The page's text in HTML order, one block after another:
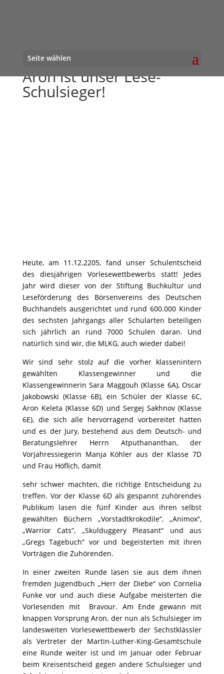
Seite wählen
Aron ist unser Lese-
Schulsieger!
Heute, am 11.12.2205, fand unser Schulentscheid
des diesjährigen Vorlesewettbewerbs statt! Jedes
Jahr wird dieser von der Stiftung Buchkultur und
Leseförderung des Börsenvereins des Deutschen
Buchhandels ausgerichtet und rund 600.000 Kinder
des sechsten Jahrgangs aller Schularten beteiligen
sich jährlich an rund 7000 Schulen daran. Und
natürlich sind wir, die MLKG, auch wieder dabei!
Wir sind sehr stolz auf die vorher klassenintern
gewählten Klassengewinner und die
Klassengewinnerin Sara Maggouh (Klasse 6A), Oscar
Jakobowski (Klasse 6B), ein Schüler der Klasse 6C,
Aron Keleta (Klasse 6D) und Sergej Sakhnov (Klasse
6E), die sich alle hervorragend vorbereitet hatten
und es der Jury, bestehend aus dem Deutsch- und
Beratungslehrer Herrn Atputhananthan, der
Vorjahressiegerin Manja Köhler aus der Klasse 7D
und Frau Höflich, damit
sehr schwer machten, die richtige Entscheidung zu
treffen. Vor der Klasse 6D alsgespannt zuhörendes
Publikum lasen die fünf Kinder aus ihren selbst
gewählten Büchern „Vorstadtkrokodile“, „Animox“,
„Warrior Cats“, „Skulduggery Pleasant“ und aus
„Gregs Tagebuch“ vor und begeisterten mit ihren
Vorträgen die Zuhörenden.
In einer zweiten Runde lasen sie aus dem ihnen
fremden Jugendbuch „Herr der Diebe“von Cornelia
Funke vor und auch diese Aufgabe meisterten die
Vorlesenden mit Bravour. Am Ende gewann mit
knappen Vorsprung Aron, der nun als Schulsieger im
landesweiten Vorlesewettbewerb der Sechstklässler
als Vertreter der Martin-Luther-King-Gesamtschule
eine Runde weiter ist und im Januar oder Februar
beim Kreisentscheid gegen andere Schulsieger und